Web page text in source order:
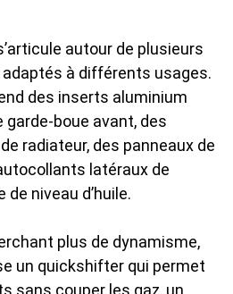
autour de plusieurs
adaptés à différents usages.
des inserts aluminium
garde-boue avant, des
radiateur, des panneaux de
latéraux de
niveau d’huile.
plus de dynamisme,
un quickshifter qui permet
sans couper les gaz, un